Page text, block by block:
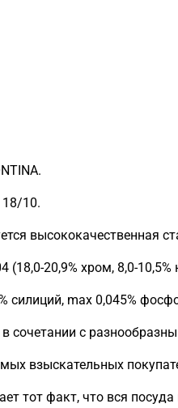
18/10.
высококачественная
20,9% хром, 8,0-10,5%
силиций, max 0,045%
сочетании с
взыскательных
тот факт, что вся